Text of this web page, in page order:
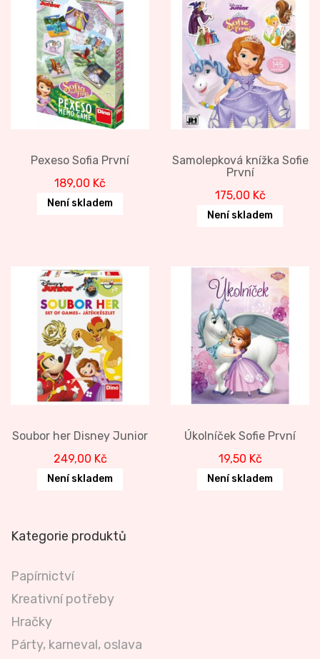
Pexeso Sofia První
189,00 Kč
Není skladem
Samolepková knížka Sofie
První
175,00 Kč
Není skladem
Soubor her Disney Junior
249,00 Kč
Není skladem
Úkolníček Sofie První
19,50 Kč
Není skladem
Kategorie produktů
Papírnictví
Kreativní potřeby
Hračky
Párty, karneval, oslava